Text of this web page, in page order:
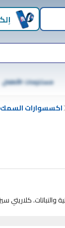
مستلزمات الأطفال
اكسسوارات السمك
كلاريتي